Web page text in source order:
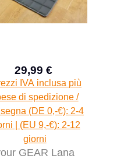
Prezzo di vendita:
29,99 €
Prezzo normale:
IVA inclusa più
di spedizione /
(DE 0,-€): 2-4
| (EU 9,-€): 2-12
giorni
GEAR Lana